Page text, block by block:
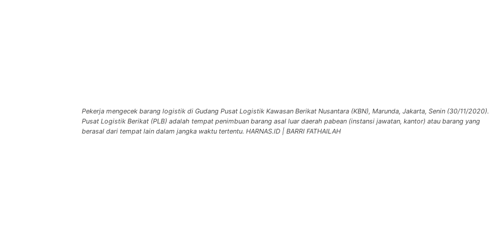
Pekerja mengecek barang logistik di Gudang Pusat Logistik Kawasan Berikat Nusantara (KBN), Marunda, Jakarta, Senin (30/11/2020).
Pusat Logistik Berikat (PLB) adalah tempat penimbuan barang asal luar daerah pabean (instansi jawatan, kantor) atau barang yang
berasal dari tempat lain dalam jangka waktu tertentu. HARNAS.ID | BARRI FATHAILAH